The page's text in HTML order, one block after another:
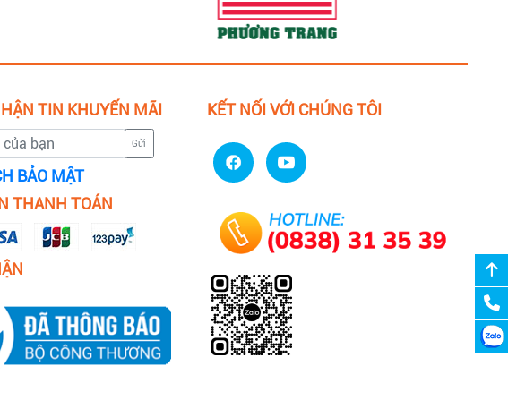
TIN KHUYẾN MÃI
Gửi
BẢO MẬT
THANH TOÁN
KẾT NỐI VỚI CHÚNG TÔI